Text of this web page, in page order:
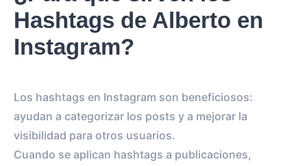
Hashtags de Alberto en
Instagram?
Los hashtags en Instagram son beneficiosos:
ayudan a categorizar los posts y a mejorar la
visibilidad para otros usuarios.
Cuando se aplican hashtags a publicaciones,